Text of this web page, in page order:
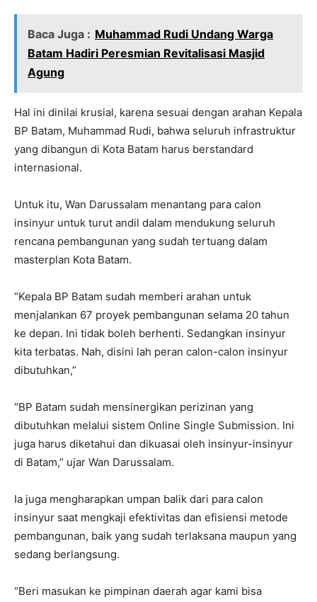
Baca Juga : Muhammad Rudi Undang Warga
Batam Hadiri Peresmian Revitalisasi Masjid
Agung
Hal ini dinilai krusial, karena sesuai dengan arahan Kepala
BP Batam, Muhammad Rudi, bahwa seluruh infrastruktur
yang dibangun di Kota Batam harus berstandard
internasional.
Untuk itu, Wan Darussalam menantang para calon
insinyur untuk turut andil dalam mendukung seluruh
rencana pembangunan yang sudah tertuang dalam
masterplan Kota Batam.
“Kepala BP Batam sudah memberi arahan untuk
menjalankan 67 proyek pembangunan selama 20 tahun
ke depan. Ini tidak boleh berhenti. Sedangkan insinyur
kita terbatas. Nah, disini lah peran calon-calon insinyur
dibutuhkan,”
“BP Batam sudah mensinergikan perizinan yang
dibutuhkan melalui sistem Online Single Submission. Ini
juga harus diketahui dan dikuasai oleh insinyur-insinyur
di Batam,” ujar Wan Darussalam.
Ia juga mengharapkan umpan balik dari para calon
insinyur saat mengkaji efektivitas dan efisiensi metode
pembangunan, baik yang sudah terlaksana maupun yang
sedang berlangsung.
“Beri masukan ke pimpinan daerah agar kami bisa